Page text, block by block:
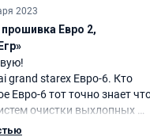
2023
Евро 2,
grand starex Евро-6. Кто
Евро-6 тот точно знает
очистки выхлопных
и мочевина, сажевый